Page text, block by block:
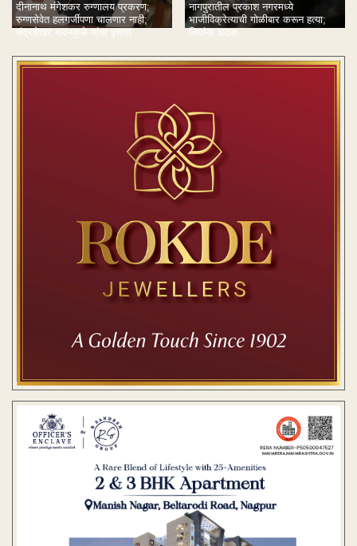
दीनानाथ मंगेशकर रुग्णालय प्रकरण;
रुग्णसेवेत हलगर्जीपणा चालणार नाही;
चंद्रशेखर बावनकुळे यांचा इशारा
नागपुरातील प्रकाश नगरमध्ये
भाजीविक्रेत्याची गोळीबार करून हत्या;
तिघांना अटक